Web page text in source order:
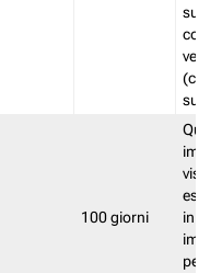
100 giorni
in